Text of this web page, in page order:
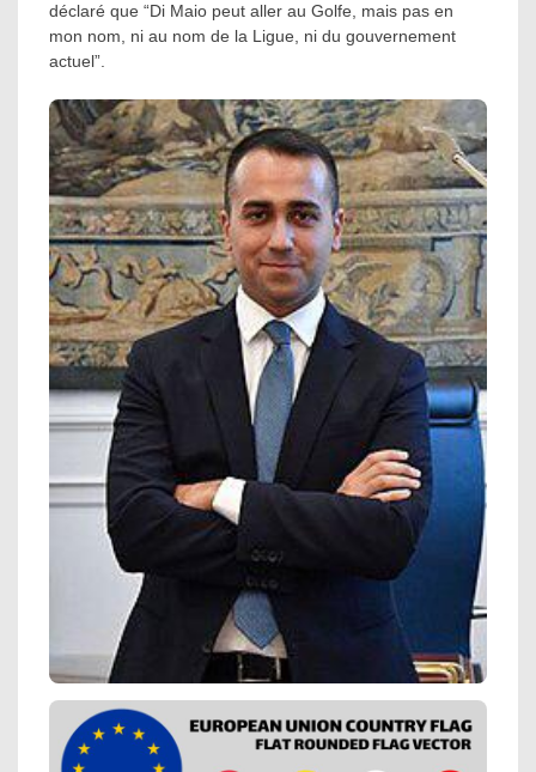
déclaré que “Di Maio peut aller au Golfe, mais pas en
mon nom, ni au nom de la Ligue, ni du gouvernement
actuel”.